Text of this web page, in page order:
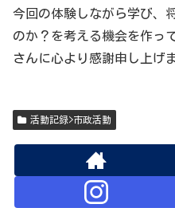
今回の体験しながら学び、
のか？を考える機会を作っ
さんに心より感謝申し上げ
活動記録>市政活動